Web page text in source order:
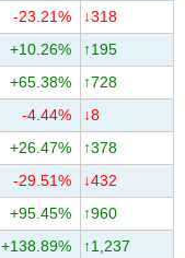
-23.21%
↓318
+10.26%
↑195
+65.38%
↑728
-4.44%
↓8
+26.47%
↑378
-29.51%
↓432
+95.45%
↑960
+138.89%
↑1,237